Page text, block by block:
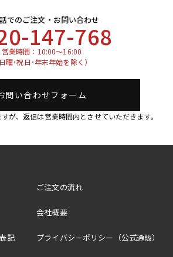
でのご注文・お問い合わせ
147-768
営業時間：10:00～16:00
日曜･祝日･年末年始を除く）
問い合わせフォーム
が、返信は営業時間内とさせていただきます。
ご注文の流れ
会社概要
記 プライバシーポリシー（公式通販）